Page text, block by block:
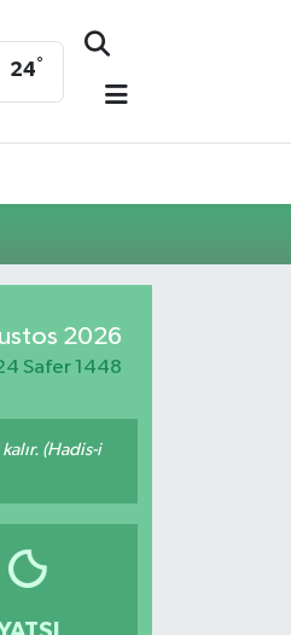
24°
2026
Safer 1448
(Hadis-i